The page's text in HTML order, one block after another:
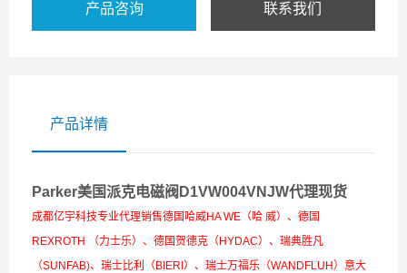
产品咨询 联系我们
产品详情
Parker美国派克电磁阀D1VW004VNJW代理现货
成都亿宇科技专业代理销售德国哈威HA WE（哈 威）、德国
REXROTH （力士乐）、德国贺德克（HYDAC）、瑞典胜凡
（SUNFAB)、瑞士比利（BIERI）、瑞士万福乐（WANDFLUH）意大